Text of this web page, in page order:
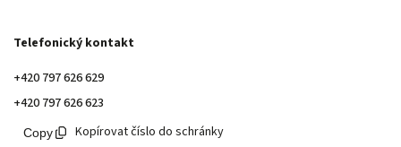
Telefonický kontakt
+420 797 626 629
+420 797 626 623
Kopírovat číslo do schránky